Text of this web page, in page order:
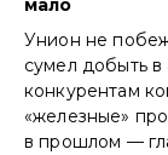
мало
Унион не
сумел добыть в
конкурентам
«железные»
в прошлом —